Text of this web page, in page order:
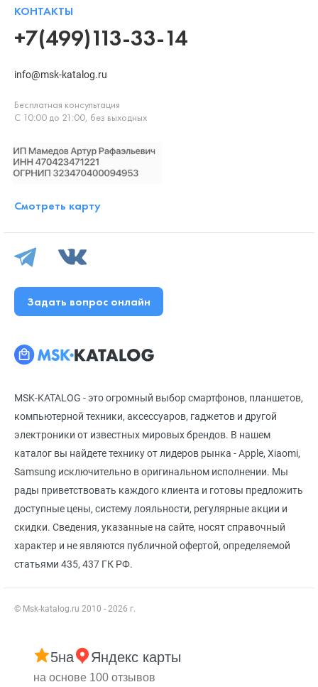
MSK-KATALOG - это огромный выбор смартфонов, планшетов,
компьютерной техники, аксессуаров, гаджетов и другой
электроники от известных мировых брендов. В нашем
каталог вы найдете технику от лидеров рынка - Apple, Xiaomi,
Samsung исключительно в оригинальном исполнении. Мы
рады приветствовать каждого клиента и готовы предложить
доступные цены, систему лояльности, регулярные акции и
скидки. Сведения, указанные на сайте, носят справочный
характер и не являются публичной офертой, определяемой
статьями 435, 437 ГК РФ.
© Msk-katalog.ru 2010 - 2026 г.
КОНТАКТЫ
+7(499)113-33-14
info@msk-katalog.ru
Бесплатная консультация
С 10:00 до 21:00, без выходных
Смотреть карту
Задать вопрос онлайн
5на Яндекс карты
на основе 100 отзывов